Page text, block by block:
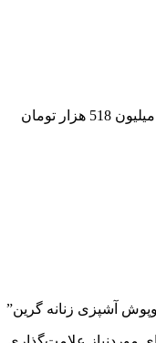
آشپزی زنانه گرین”